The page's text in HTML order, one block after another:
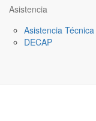
Asistencia
Asistencia Técnica
DECAP